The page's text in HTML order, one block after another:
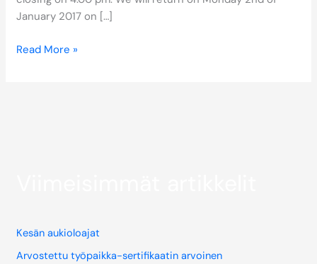
January 2017 on […]
Read More »
Kesän aukioloajat
Arvostettu työpaikka-sertifikaatin arvoinen